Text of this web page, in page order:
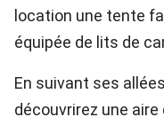
location une tente
équipée de lits de
En suivant ses
découvrirez une aire